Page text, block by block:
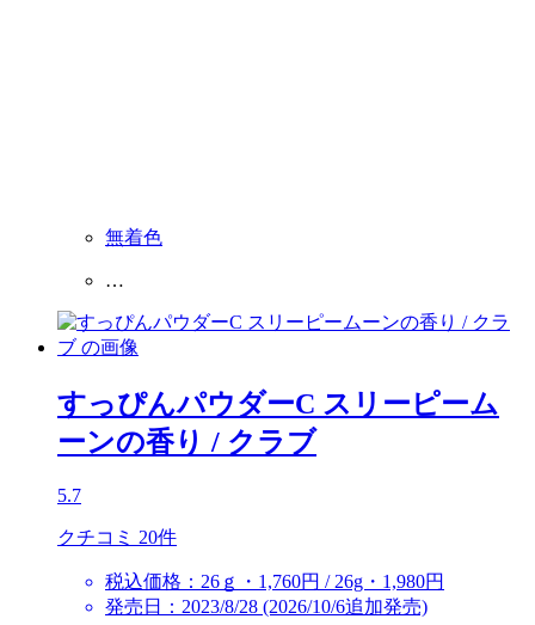
無着色
…
すっぴんパウダーC スリーピーム
ーンの香り / クラブ
5.7
クチコミ 20件
税込価格：26ｇ・1,760円 / 26g・1,980円
発売日：2023/8/28 (2026/10/6追加発売)